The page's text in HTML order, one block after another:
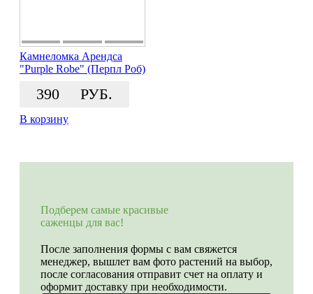
Камнеломка Арендса
"Purple Robe" (Перпл Роб)
390 РУБ.
В корзину
Подберем самые красивые
саженцы для вас!
После заполнения формы с вам свяжется
менеджер, вышлет вам фото растений на выбор,
после согласования отправит счет на оплату и
оформит доставку при необходимости.